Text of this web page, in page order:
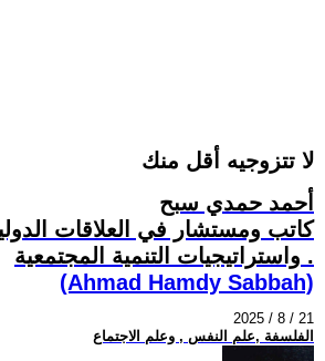
لا تتزوجيه أقل منك
أحمد حمدي سبح
كاتب ومستشار في العلاقات
واستراتيجيات التنمية المجتمعية .
(Ahmad Hamdy Sabbah)
2025 / 8 / 21
الفلسفة ,علم النفس , وعلم الاجتماع